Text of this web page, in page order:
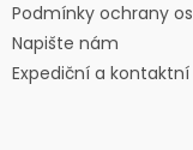
Podmínky ochrany
Napište nám
Expediční a